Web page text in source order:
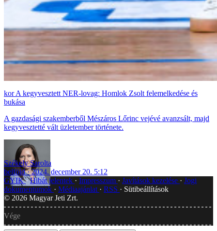
A kegyvesztett NER-lovag: Homlok Zsolt felemelkedése és
bukása
A gazdasági szakemberből Mészáros Lőrinc vejévé avanzsált, majd
kegyvesztetté vált üzletember története.
Székely Sarolta
belföld
2024. december 20. 5:12
GYIK Hibát jelentek Impresszum Javítások kezelése
Jogi
dokumentumok
Médiaajánlat RSS
Sütibeállítások
© 2026 Magyar Jeti Zrt.
Vége